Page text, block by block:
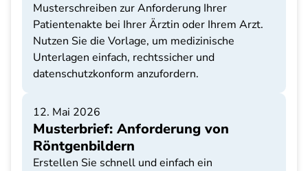
Musterschreiben zur Anforderung Ihrer
Patientenakte bei Ihrer Ärztin oder Ihrem Arzt.
Nutzen Sie die Vorlage, um medizinische
Unterlagen einfach, rechtssicher und
datenschutzkonform anzufordern.
12. Mai 2026
Musterbrief: Anforderung von
Röntgenbildern
Erstellen Sie schnell und einfach ein